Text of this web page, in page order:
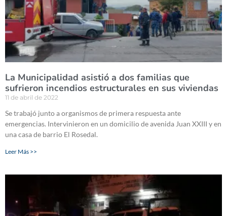
La Municipalidad asistió a dos familias que
sufrieron incendios estructurales en sus viviendas
11 de abril de 2022
Se trabajó junto a organismos de primera respuesta ante
emergencias. Intervinieron en un domicilio de avenida Juan XXIII y en
una casa de barrio El Rosedal.
Leer Más >>